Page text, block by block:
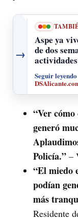
→
Aspe ya
de dos
Seguir leyendo
“Ver
generó
Policía.” –
“El miedo
podían
más
Residente